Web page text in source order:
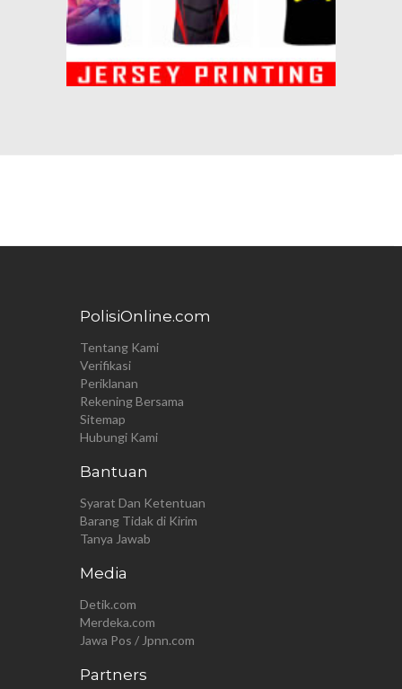
PolisiOnline.com
Tentang Kami
Verifikasi
Periklanan
Rekening Bersama
Sitemap
Hubungi Kami
Bantuan
Syarat Dan Ketentuan
Barang Tidak di Kirim
Tanya Jawab
Media
Detik.com
Merdeka.com
Jawa Pos / Jpnn.com
Partners